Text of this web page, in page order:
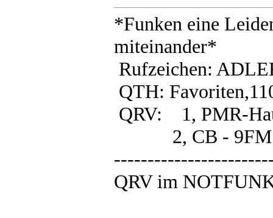
*Funken eine
miteinander*
Rufzeichen:
QTH:
QRV: 1, PMR-
2, CB - 9FM
QRV im